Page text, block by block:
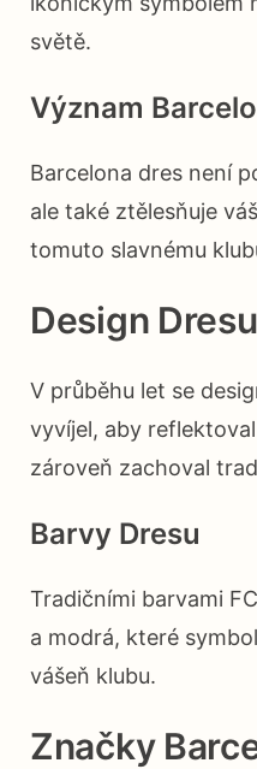
světě.
Význam
Barcelona dres není
ale také ztělesňuje
tomuto slavnému
Design Dresu
V průběhu let se
vyvíjel, aby
zároveň zachoval
Barvy Dresu
Tradičními barvami
a modrá, které
vášeň klubu.
Značky